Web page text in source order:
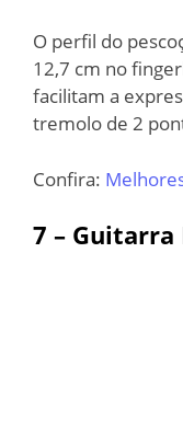
O perfil do
12,7 cm no
facilitam a
tremolo de 2
Confira:
7 – Guitarra